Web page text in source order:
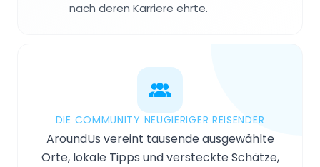
nach deren Karriere ehrte.
DIE COMMUNITY NEUGIERIGER REISENDER
AroundUs vereint tausende ausgewählte
Orte, lokale Tipps und versteckte Schätze,